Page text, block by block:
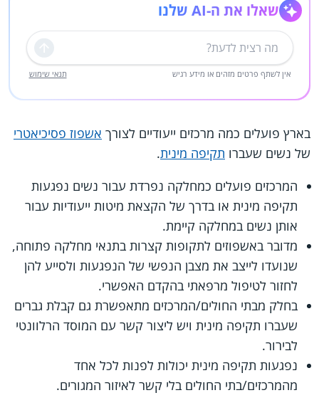
שאלו את ה-AI שלנו
שליחה
אין לשתף פרטים מזהים או מידע רגיש תנאי שימוש
בארץ פועלים כמה מרכזים ייעודיים לצורך אשפוז פסיכיאטרי
של נשים שעברו תקיפה מינית.
המרכזים פועלים כמחלקה נפרדת עבור נשים נפגעות
תקיפה מינית או בדרך של הקצאת מיטות ייעודיות עבור
אותן נשים במחלקה קיימת.
מדובר באשפוזים לתקופות קצרות בתנאי מחלקה פתוחה,
שנועדו לייצב את מצבן הנפשי של הנפגעות ולסייע להן
לחזור לטיפול מרפאתי בהקדם האפשרי.
בחלק מבתי החולים/המרכזים מתאפשרת גם קבלת גברים
שעברו תקיפה מינית ויש ליצור קשר עם המוסד הרלוונטי
לבירור.
נפגעות תקיפה מינית יכולות לפנות לכל אחד
מהמרכזים/בתי החולים בלי קשר לאיזור המגורים.